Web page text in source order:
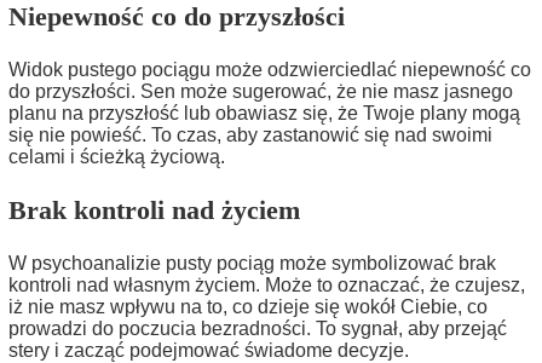
Niepewność co do przyszłości
Widok pustego pociągu może odzwierciedlać niepewność co
do przyszłości. Sen może sugerować, że nie masz jasnego
planu na przyszłość lub obawiasz się, że Twoje plany mogą
się nie powieść. To czas, aby zastanowić się nad swoimi
celami i ścieżką życiową.
Brak kontroli nad życiem
W psychoanalizie pusty pociąg może symbolizować brak
kontroli nad własnym życiem. Może to oznaczać, że czujesz,
iż nie masz wpływu na to, co dzieje się wokół Ciebie, co
prowadzi do poczucia bezradności. To sygnał, aby przejąć
stery i zacząć podejmować świadome decyzje.